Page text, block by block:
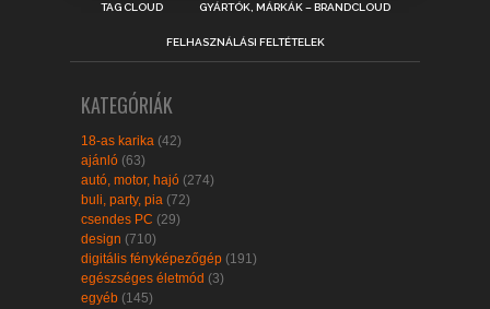
TAG CLOUD GYÁRTÓK, MÁRKÁK – BRANDCLOUD
FELHASZNÁLÁSI FELTÉTELEK
KATEGÓRIÁK
18-as karika (42)
ajánló (63)
autó, motor, hajó (274)
buli, party, pia (72)
csendes PC (29)
design (710)
digitális fényképezőgép (191)
egészséges életmód (3)
egyéb (145)